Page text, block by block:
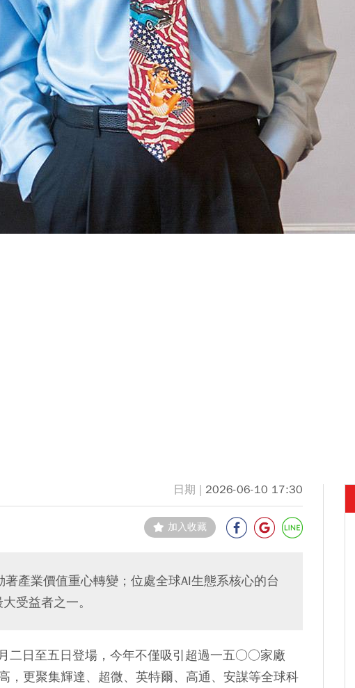
2026-06-10 17:30
加入收藏
著產業價值重心轉變；位處全球AI生態系核心的台
受益者之一。
二日至五日登場，今年不僅吸引超過一五○○家廠
更聚集輝達、超微、英特爾、高通、安謀等全球科